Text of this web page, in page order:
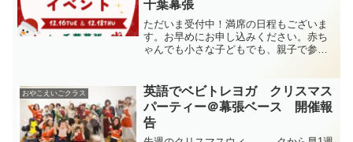
千葉幕張
ただいま受付中！満席の日程もございま
す。お早めにお申し込みください。赤ち
ゃんでも小さな子どもでも、親子で参加
大人気イベント、今年も開催します！ホ
ンモノの英語リズムにこだ...
おやこえいごクラス
英語でベビトレヨガ クリスマス
パーティー＠幕張ベース 開催報
告